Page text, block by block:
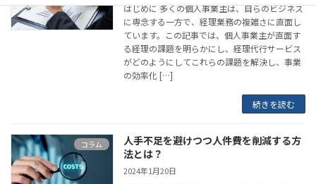
はじめに 多くの個人事業主は、自らのビジネス
に専念する一方で、経理業務の複雑さに直面し
ています。この記事では、個人事業主が直面す
る経理の課題を明らかにし、経理代行サービス
がどのようにしてこれらの課題を解決し、事業
の効率化 […]
続きを読む
コラム
人手不足を避けつつ人件費を削減する方
法とは？
2024年1月20日